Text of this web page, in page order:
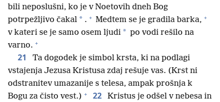
bili neposlušni, ko je v Noetovih dneh Bog
potrpežljivo čakal * . + Medtem se je gradila barka, +
v kateri se je samo osem ljudi * po vodi rešilo na
varno. +
21
Ta dogodek je simbol krsta, ki na podlagi
vstajenja Jezusa Kristusa zdaj rešuje vas. (Krst ni
odstranitev umazanije s telesa, ampak prošnja k
Bogu za čisto vest.) + 22
Kristus je odšel v nebesa in